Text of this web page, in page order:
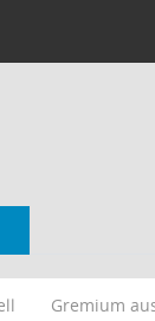
Gremium